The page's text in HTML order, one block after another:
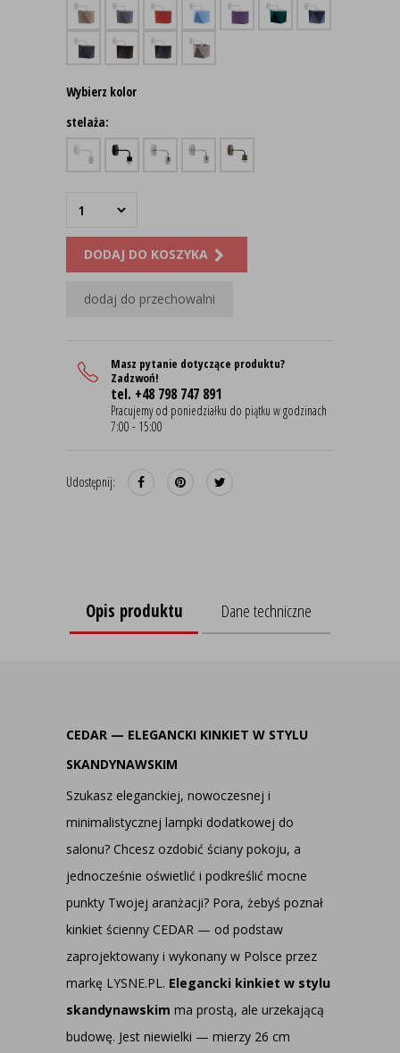
Wybierz kolor
stelaża:
DODAJ DO KOSZYKA
dodaj do przechowalni
Masz pytanie dotyczące produktu?
Zadzwoń!
tel. +48 798 747 891
Pracujemy od poniedziałku do piątku w godzinach
7:00 - 15:00
Udostępnij:
Opis produktu Dane techniczne
CEDAR — ELEGANCKI KINKIET W STYLU
SKANDYNAWSKIM
Szukasz eleganckiej, nowoczesnej i
minimalistycznej lampki dodatkowej do
salonu? Chcesz ozdobić ściany pokoju, a
jednocześnie oświetlić i podkreślić mocne
punkty Twojej aranżacji? Pora, żebyś poznał
kinkiet ścienny CEDAR — od podstaw
zaprojektowany i wykonany w Polsce przez
markę LYSNE.PL. Elegancki kinkiet w stylu
skandynawskim ma prostą, ale urzekającą
budowę. Jest niewielki — mierzy 26 cm